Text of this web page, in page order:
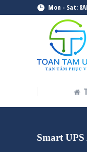
Mon - Sat:
Smart